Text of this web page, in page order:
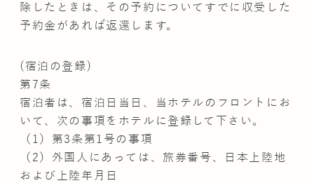
除したときは、その予約についてすでに収受した
予約金があれば返還します。
(宿泊の登録)
第7条
宿泊者は、宿泊日当日、当ホテルのフロントにお
いて、次の事項をホテルに登録して下さい。
（1）第3条第1号の事項
（2）外国人にあっては、旅券番号、日本上陸地
および上陸年月日